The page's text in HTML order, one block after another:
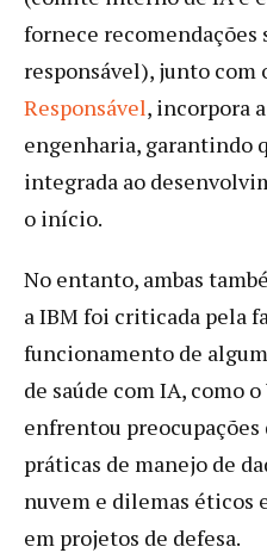
fornece recomendações
responsável), junto com
Responsável, incorpora
engenharia, garantindo
integrada ao
o início.
No entanto, ambas
a IBM foi criticada pela
funcionamento de
de saúde com IA, como
enfrentou preocupações
práticas de manejo de
nuvem e dilemas éticos
em projetos de defesa.